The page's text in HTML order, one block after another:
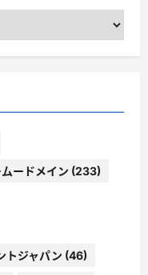
ードメイン (233)
トジャパン (46)